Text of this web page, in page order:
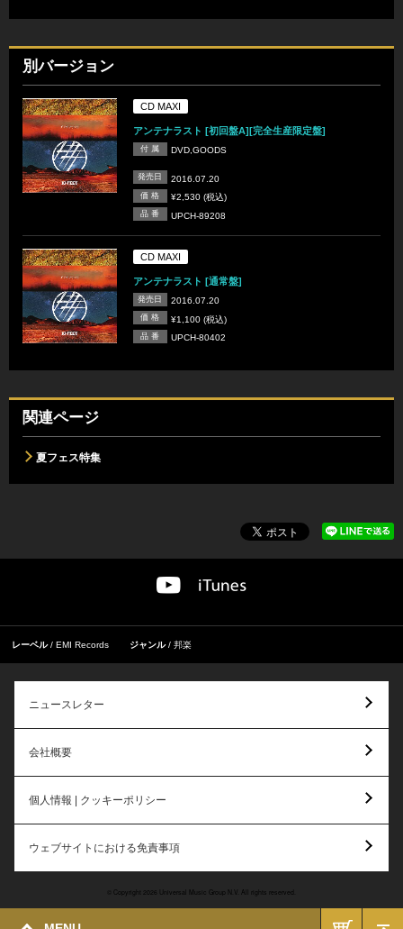
別バージョン
CD MAXI
アンテナラスト [初回盤A][完全生産限定盤]
付 属 DVD,GOODS
発売日 2016.07.20
価 格 ¥2,530 (税込)
品 番 UPCH-89208
CD MAXI
アンテナラスト [通常盤]
発売日 2016.07.20
価 格 ¥1,100 (税込)
品 番 UPCH-80402
関連ページ
夏フェス特集
レーベル EMI Records ジャンル 邦楽
ニュースレター
会社概要
個人情報 | クッキーポリシー
ウェブサイトにおける免責事項
© Copyright 2026 Universal Music Group N.V. All rights reserved.